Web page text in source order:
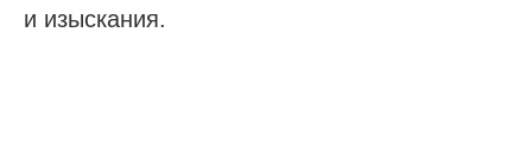
и изыскания.